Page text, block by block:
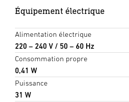
Équipement électrique
Alimentation électrique
220 – 240 V / 50 – 60 Hz
Consommation propre
0,41 W
Puissance
31 W